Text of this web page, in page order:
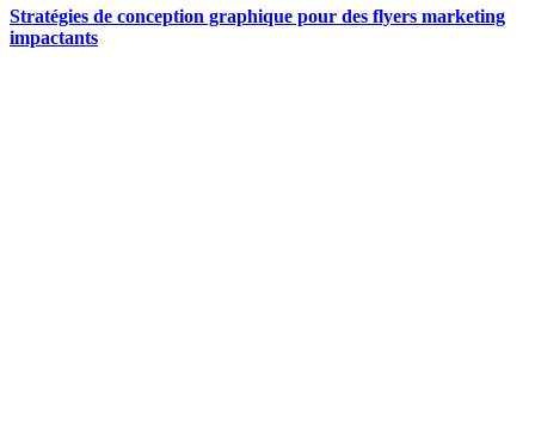
Stratégies de conception graphique pour des flyers marketing
impactants